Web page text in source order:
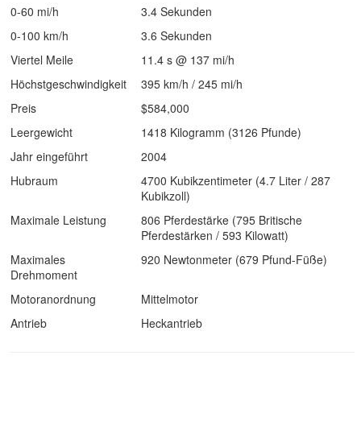
0-60 mi/h
3.4 Sekunden
0-100 km/h
3.6 Sekunden
Viertel Meile
11.4 s @ 137 mi/h
Höchstgeschwindigkeit
395 km/h / 245 mi/h
Preis
$584,000
Leergewicht
1418 Kilogramm (3126 Pfunde)
Jahr eingeführt
2004
Hubraum
4700 Kubikzentimeter (4.7 Liter / 287
Kubikzoll)
Maximale Leistung
806 Pferdestärke (795 Britische
Pferdestärken / 593 Kilowatt)
Maximales
Drehmoment
920 Newtonmeter (679 Pfund-Füße)
Motoranordnung
Mittelmotor
Antrieb
Heckantrieb